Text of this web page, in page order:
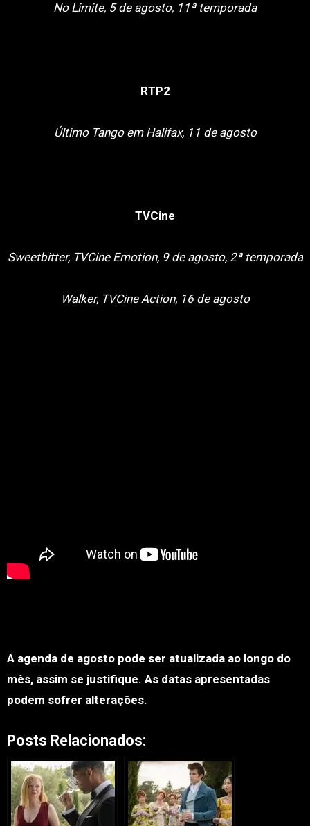
No Limite, 5 de agosto, 11ª temporada
RTP2
Último Tango em Halifax, 11 de agosto
TVCine
Sweetbitter, TVCine Emotion, 9 de agosto, 2ª temporada
Walker, TVCine Action, 16 de agosto
A agenda de agosto pode ser atualizada ao longo do
mês, assim se justifique. As datas apresentadas
podem sofrer alterações.
Posts Relacionados: